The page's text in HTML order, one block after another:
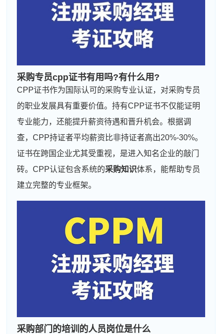
采购专员cpp证书有用吗?有什么用?
CPP证书作为国际认可的采购专业认证，对采购专员
的职业发展具有重要价值。持有CPP证书不仅能证明
专业能力，还能提升薪资待遇和晋升机会。根据调
查，CPP持证者平均薪资比非持证者高出20%-30%。
证书在跨国企业尤其受重视，是进入知名企业的敲门
砖。CPP认证包含系统的采购知识体系，能帮助专员
建立完整的专业框架。
采购部门的培训的人员岗位是什么